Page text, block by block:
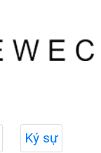
Ký sự